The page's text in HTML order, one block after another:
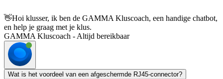
👋Hoi klusser, ik ben de GAMMA Kluscoach, een handige chatbot,
en help je graag met je klus.
GAMMA Kluscoach - Altijd bereikbaar
Wat is het voordeel van een afgeschermde RJ45-connector?